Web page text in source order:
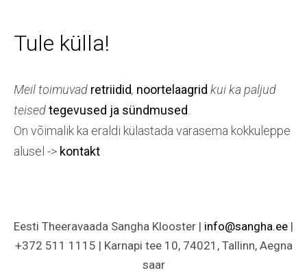
Tule külla!
Meil toimuvad retriidid, noortelaagrid kui ka paljud
teisedtegevused ja sündmused.
On võimalik ka eraldi külastada varasema kokkuleppe
alusel -> kontakt
Eesti Theeravaada Sangha Klooster | info@sangha.ee |
+372 511 1115 | Karnapi tee 10, 74021, Tallinn, Aegna
saar